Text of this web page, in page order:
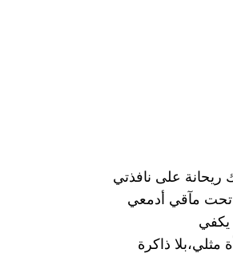
ريحانة على نافذتي
تحت مآقي أدمعي
يكفي
مثلي،بلا ذاكرة